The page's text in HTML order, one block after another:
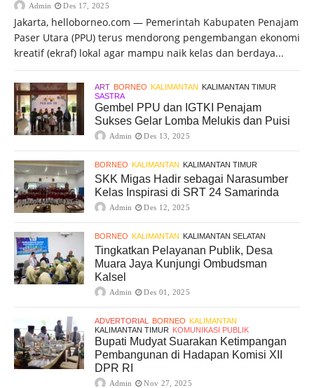
Admin Des 17, 2025
Jakarta, helloborneo.com — Pemerintah Kabupaten Penajam
Paser Utara (PPU) terus mendorong pengembangan ekonomi
kreatif (ekraf) lokal agar mampu naik kelas dan berdaya...
ART BORNEO KALIMANTAN KALIMANTAN TIMUR
SASTRA
Gembel PPU dan IGTKI Penajam
Sukses Gelar Lomba Melukis dan Puisi
Admin Des 13, 2025
BORNEO KALIMANTAN KALIMANTAN TIMUR
SKK Migas Hadir sebagai Narasumber
Kelas Inspirasi di SRT 24 Samarinda
Admin Des 12, 2025
BORNEO KALIMANTAN KALIMANTAN SELATAN
Tingkatkan Pelayanan Publik, Desa
Muara Jaya Kunjungi Ombudsman
Kalsel
Admin Des 01, 2025
ADVERTORIAL BORNEO KALIMANTAN
KALIMANTAN TIMUR KOMUNIKASI PUBLIK
Bupati Mudyat Suarakan Ketimpangan
Pembangunan di Hadapan Komisi XII
DPR RI
Admin Nov 27, 2025